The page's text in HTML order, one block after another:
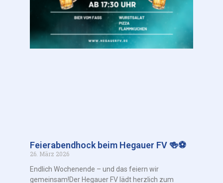
Feierabendhock beim Hegauer FV 🍻⚽
26. März 2026
Endlich Wochenende – und das feiern wir
gemeinsam!Der Hegauer FV lädt herzlich zum